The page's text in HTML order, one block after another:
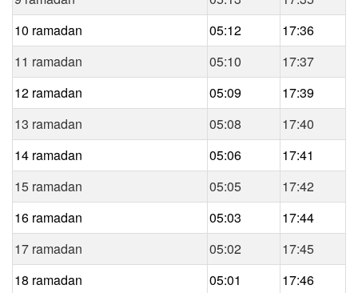
10 ramadan
05:12
17:36
11 ramadan
05:10
17:37
12 ramadan
05:09
17:39
13 ramadan
05:08
17:40
14 ramadan
05:06
17:41
15 ramadan
05:05
17:42
16 ramadan
05:03
17:44
17 ramadan
05:02
17:45
18 ramadan
05:01
17:46